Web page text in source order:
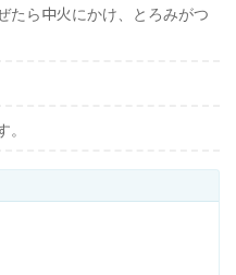
たら中火にかけ、とろみがつ